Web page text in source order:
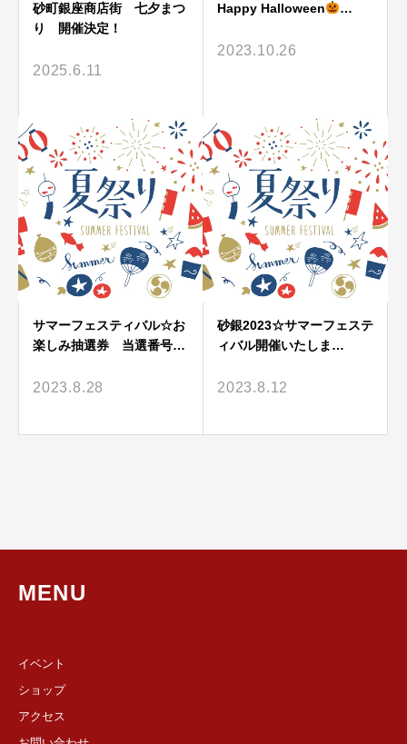
砂町銀座商店街 七夕まつ
り 開催決定！
2025.6.11
Happy Halloween …
2023.10.26
サマーフェスティバル☆お
楽しみ抽選券 当選番号…
2023.8.28
砂銀2023☆サマーフェステ
ィバル開催いたしま…
2023.8.12
MENU
イベント
ショップ
アクセス